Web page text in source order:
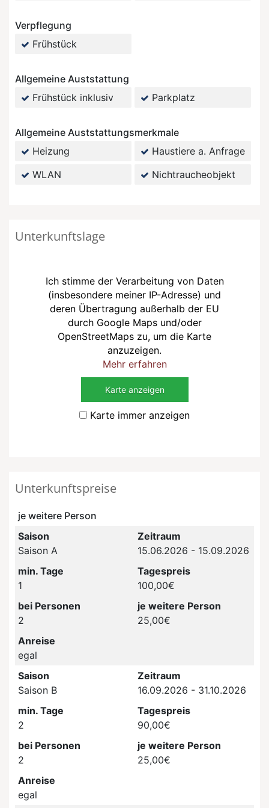
Verpflegung
Frühstück
Allgemeine Auststattung
Frühstück inklusiv
Parkplatz
Allgemeine Auststattungsmerkmale
Heizung
Haustiere a. Anfrage
WLAN
Nichtraucheobjekt
Unterkunftslage
Ich stimme der Verarbeitung von Daten
(insbesondere meiner IP-Adresse) und
deren Übertragung außerhalb der EU
durch Google Maps und/oder
OpenStreetMaps zu, um die Karte
anzuzeigen.
Mehr erfahren
Karte anzeigen
Karte immer anzeigen
Unterkunftspreise
je weitere Person
Saison
Saison A
Zeitraum
15.06.2026 - 15.09.2026
min. Tage
1
Tagespreis
100,00€
bei Personen
2
je weitere Person
25,00€
Anreise
egal
Saison
Saison B
Zeitraum
16.09.2026 - 31.10.2026
min. Tage
2
Tagespreis
90,00€
bei Personen
2
je weitere Person
25,00€
Anreise
egal